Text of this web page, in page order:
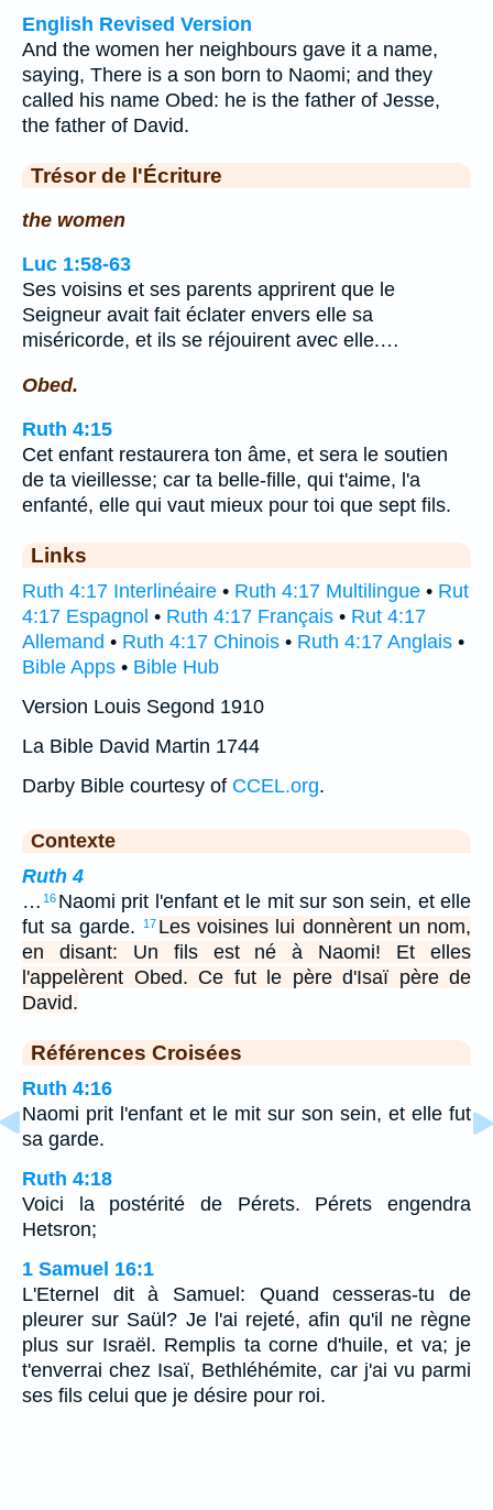
English Revised Version
And the women her neighbours gave it a name,
saying, There is a son born to Naomi; and they
called his name Obed: he is the father of Jesse,
the father of David.
Trésor de l'Écriture
the women
Luc 1:58-63
Ses voisins et ses parents apprirent que le
Seigneur avait fait éclater envers elle sa
miséricorde, et ils se réjouirent avec elle.…
Obed.
Ruth 4:15
Cet enfant restaurera ton âme, et sera le soutien
de ta vieillesse; car ta belle-fille, qui t'aime, l'a
enfanté, elle qui vaut mieux pour toi que sept fils.
Links
Ruth 4:17 Interlinéaire • Ruth 4:17 Multilingue • Rut
4:17 Espagnol • Ruth 4:17 Français • Rut 4:17
Allemand • Ruth 4:17 Chinois • Ruth 4:17 Anglais •
Bible Apps • Bible Hub
Version Louis Segond 1910
La Bible David Martin 1744
Darby Bible courtesy of CCEL.org.
Contexte
Ruth 4
… 16 Naomi prit l'enfant et le mit sur son sein, et elle
fut sa garde.
17 Les voisines lui donnèrent un nom,
en disant: Un fils est né à Naomi! Et elles
l'appelèrent Obed. Ce fut le père d'Isaï père de
David.
Références Croisées
Ruth 4:16
Naomi prit l'enfant et le mit sur son sein, et elle fut
sa garde.
Ruth 4:18
Voici la postérité de Pérets. Pérets engendra
Hetsron;
1 Samuel 16:1
L'Eternel dit à Samuel: Quand cesseras-tu de
pleurer sur Saül? Je l'ai rejeté, afin qu'il ne règne
plus sur Israël. Remplis ta corne d'huile, et va; je
t'enverrai chez Isaï, Bethléhémite, car j'ai vu parmi
ses fils celui que je désire pour roi.